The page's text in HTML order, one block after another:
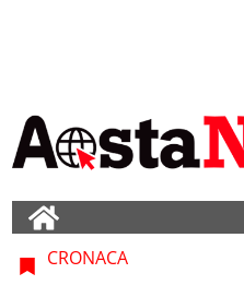
CRONACA